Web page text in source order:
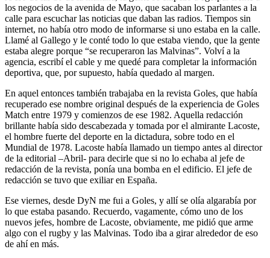
los negocios de la avenida de Mayo, que sacaban los parlantes a la
calle para escuchar las noticias que daban las radios. Tiempos sin
internet, no había otro modo de informarse si uno estaba en la calle.
Llamé al Gallego y le conté todo lo que estaba viendo, que la gente
estaba alegre porque “se recuperaron las Malvinas”. Volví a la
agencia, escribí el cable y me quedé para completar la información
deportiva, que, por supuesto, había quedado al margen.
En aquel entonces también trabajaba en la revista Goles, que había
recuperado ese nombre original después de la experiencia de Goles
Match entre 1979 y comienzos de ese 1982. Aquella redacción
brillante había sido descabezada y tomada por el almirante Lacoste,
el hombre fuerte del deporte en la dictadura, sobre todo en el
Mundial de 1978. Lacoste había llamado un tiempo antes al director
de la editorial –Abril- para decirle que si no lo echaba al jefe de
redacción de la revista, ponía una bomba en el edificio. El jefe de
redacción se tuvo que exiliar en España.
Ese viernes, desde DyN me fui a Goles, y allí se olía algarabía por
lo que estaba pasando. Recuerdo, vagamente, cómo uno de los
nuevos jefes, hombre de Lacoste, obviamente, me pidió que arme
algo con el rugby y las Malvinas. Todo iba a girar alrededor de eso
de ahí en más.